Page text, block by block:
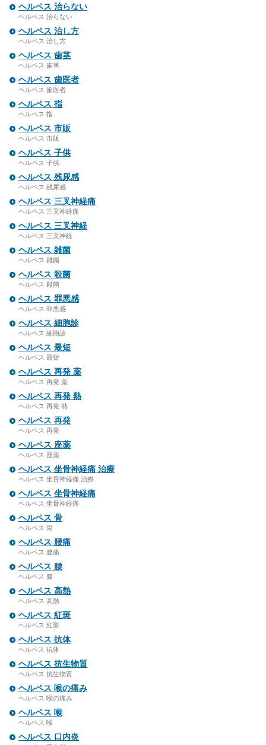
ヘルペス 治らない
ヘルペス 治らない
ヘルペス 治し方
ヘルペス 治し方
ヘルペス 歯茎
ヘルペス 歯茎
ヘルペス 歯医者
ヘルペス 歯医者
ヘルペス 指
ヘルペス 指
ヘルペス 市販
ヘルペス 市販
ヘルペス 子供
ヘルペス 子供
ヘルペス 残尿感
ヘルペス 残尿感
ヘルペス 三叉神経痛
ヘルペス 三叉神経痛
ヘルペス 三叉神経
ヘルペス 三叉神経
ヘルペス 雑菌
ヘルペス 雑菌
ヘルペス 殺菌
ヘルペス 殺菌
ヘルペス 罪悪感
ヘルペス 罪悪感
ヘルペス 細胞診
ヘルペス 細胞診
ヘルペス 最短
ヘルペス 最短
ヘルペス 再発 薬
ヘルペス 再発 薬
ヘルペス 再発 熱
ヘルペス 再発 熱
ヘルペス 再発
ヘルペス 再発
ヘルペス 座薬
ヘルペス 座薬
ヘルペス 坐骨神経痛 治療
ヘルペス 坐骨神経痛 治療
ヘルペス 坐骨神経痛
ヘルペス 坐骨神経痛
ヘルペス 骨
ヘルペス 骨
ヘルペス 腰痛
ヘルペス 腰痛
ヘルペス 腰
ヘルペス 腰
ヘルペス 高熱
ヘルペス 高熱
ヘルペス 紅斑
ヘルペス 紅斑
ヘルペス 抗体
ヘルペス 抗体
ヘルペス 抗生物質
ヘルペス 抗生物質
ヘルペス 喉の痛み
ヘルペス 喉の痛み
ヘルペス 喉
ヘルペス 喉
ヘルペス 口内炎